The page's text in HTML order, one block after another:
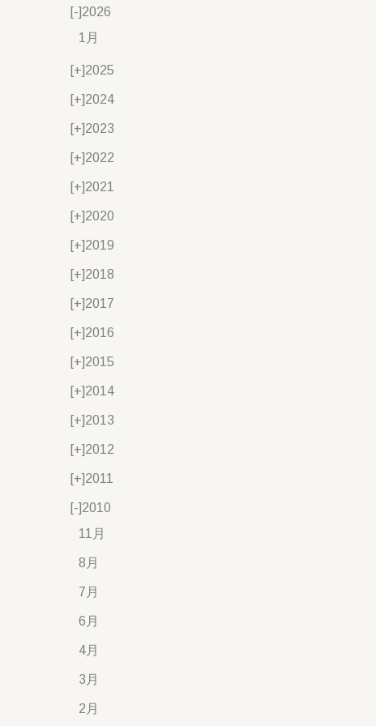
[-]2026
1月
[+]2025
[+]2024
[+]2023
[+]2022
[+]2021
[+]2020
[+]2019
[+]2018
[+]2017
[+]2016
[+]2015
[+]2014
[+]2013
[+]2012
[+]2011
[-]2010
11月
8月
7月
6月
4月
3月
2月